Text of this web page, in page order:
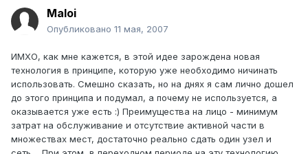
Maloi
Опубликовано 11 мая, 2007
ИМХО, как мне кажется, в этой идее зарождена новая
технология в принципе, которую уже необходимо ничинать
использовать. Смешно сказать, но на днях я сам лично дошел
до этого принципа и подумал, а почему не используется, а
оказывается уже есть :) Преимущества на лицо - минимум
затрат на обслуживание и отсутствие активной части в
множествах мест, достаточно реально сдать один узел и